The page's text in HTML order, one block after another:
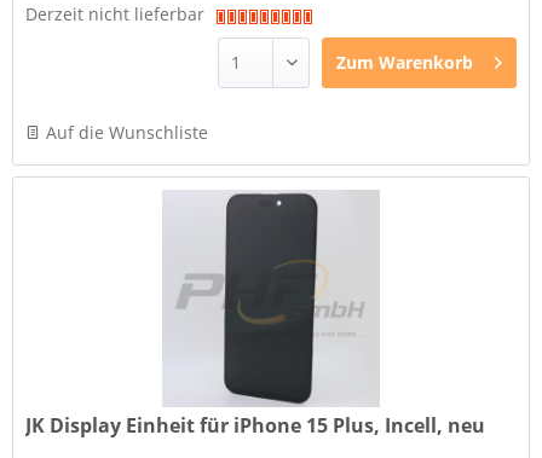
Derzeit nicht lieferbar
Zum Warenkorb
Auf die Wunschliste
JK Display Einheit für iPhone 15 Plus, Incell, neu